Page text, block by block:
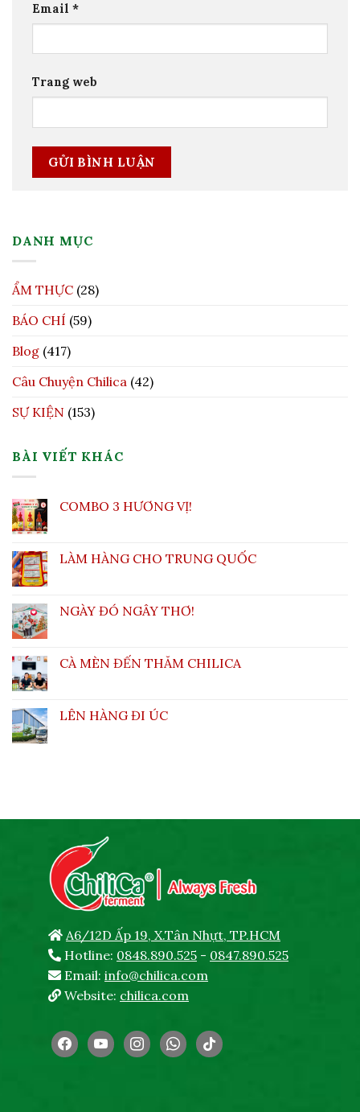
Email *
Trang web
DANH MỤC
ẨM THỰC (28)
BÁO CHÍ (59)
Blog (417)
Câu Chuyện Chilica (42)
SỰ KIỆN (153)
BÀI VIẾT KHÁC
COMBO 3 HƯƠNG VỊ!
LÀM HÀNG CHO TRUNG QUỐC
NGÀY ĐÓ NGÂY THƠ!
CÀ MÈN ĐẾN THĂM CHILICA
LÊN HÀNG ĐI ÚC
A6/12D Ấp 19, X.Tân Nhựt, TP.HCM
Hotline: 0848.890.525 - 0847.890.525
Email: info@chilica.com
Website: chilica.com
facebookyoutubeinstagramwhatsapp
tiktok